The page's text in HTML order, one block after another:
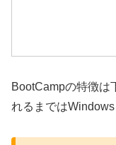
BootCampの特徴は
れるまでは